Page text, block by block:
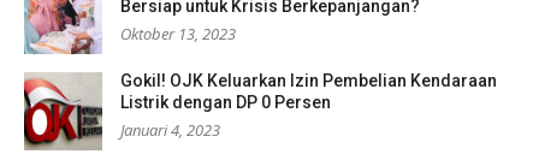
Bersiap untuk Krisis Berkepanjangan?
Oktober 13, 2023
Gokil! OJK Keluarkan Izin Pembelian Kendaraan
Listrik dengan DP 0 Persen
Januari 4, 2023